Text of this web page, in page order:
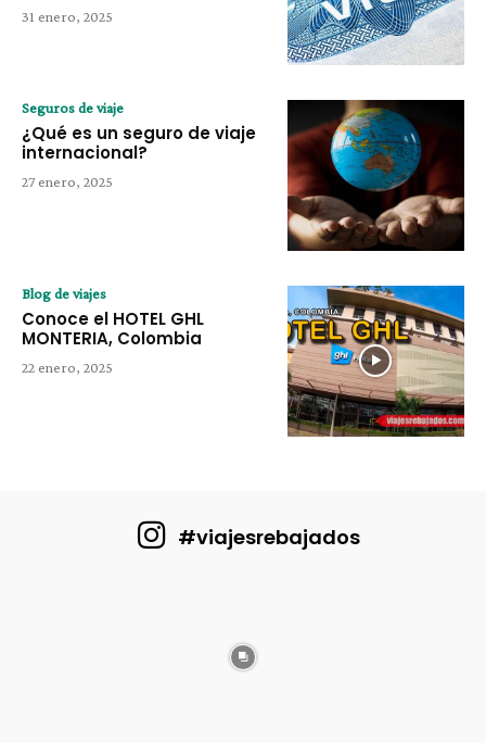
31 enero, 2025
Seguros de viaje
¿Qué es un seguro de viaje
internacional?
27 enero, 2025
Blog de viajes
Conoce el HOTEL GHL
MONTERIA, Colombia
22 enero, 2025
#viajesrebajados